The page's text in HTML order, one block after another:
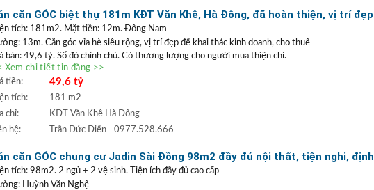
+ Bất động sản TRẦN PHÚ: Nhận mua bán ký gửi nhà đất, hỗ trợ thủ tục pháp lý, vay vốn
ngân hàng lãi suất thấp.
căn GÓC biệt thự 181m KĐT Văn Khê, Hà Đông, đã hoàn thiện, vị trí đẹp
thác kinh doanh
tích: 181m2. Mặt tiền: 12m. Đông Nam
13m. Căn góc vỉa hè siêu rộng, vị trí đẹp để khai thác kinh doanh, cho thuê
bán: 49,6 tỷ. Sổ đỏ chính chủ. Có thương lượng cho người mua thiện chí.
biệt thự góc nằm trong khu đô thị Văn Khê
có thể khai thác làm trụ sở công ty hoặc vừa ở vừa kinh doanh. Không gian xanh,
trung tâm thương mại Aeomall, viện 103, hạ tầng đã đồng bộ, kết nối giao thông
Liên hệ xem đấtGỌI NGAY:0977 528 666
Lâm.
+ Bất động sản TRẦN PHÚ: Nhận mua bán ký gửi nhà đất, hỗ trợ thủ tục pháp lý, vay vốn
ngân hàng lãi suất thấp.
Xem chi tiết tin đăng >>
tiền:
49,6 tỷ
tích:
181 m2
chỉ:
KĐT Văn Khê Hà Đông
hệ:
Trần Đức Điển- 0977.528.666
căn GÓC chung cư Jadin Sài Đồng 98m2 đầy đủ nội thất, tiện nghi, định
được ngay
tích: 98m2. 2 ngủ + 2 vệ sinh. Tiện ích đầy đủ cao cấp
Huỳnh Văn Nghệ